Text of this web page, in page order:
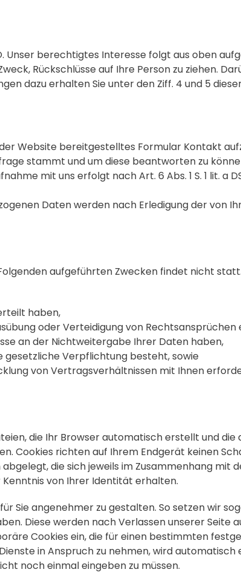
Unser berechtigtes Interesse folgt aus oben
Rückschlüsse auf Ihre Person zu ziehen.
dazu erhalten Sie unter den Ziff. 4 und 5
Website bereitgestelltes Formular Kontakt
stammt und um diese beantworten zu
mit uns erfolgt nach Art. 6 Abs. 1 S. 1 lit. a
Daten werden nach Erledigung der von
aufgeführten Zwecken findet nicht statt.
haben,
oder Verteidigung von
an der Nichtweitergabe Ihrer Daten haben,
gesetzliche Verpflichtung besteht, sowie
von Vertragsverhältnissen mit Ihnen
die Ihr Browser automatisch erstellt und
Cookies richten auf Ihrem Endgerät keinen
die sich jeweils im Zusammenhang mit
von Ihrer Identität erhalten.
Sie angenehmer zu gestalten. So setzen wir
Diese werden nach Verlassen unserer Seite
Cookies ein, die für einen bestimmten
in Anspruch zu nehmen, wird automatisch
noch einmal eingeben zu müssen.